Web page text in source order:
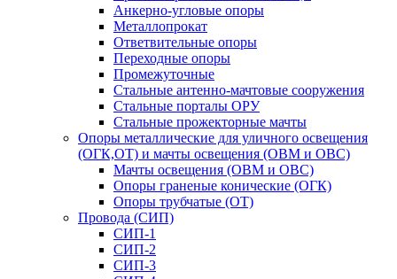
Анкерно-угловые опоры
Металлопрокат
Ответвительные опоры
Переходные опоры
Промежуточные
Стальные антенно-мачтовые сооружения
Стальные порталы ОРУ
Стальные прожекторные мачты
Опоры металлические для уличного освещения
(ОГК,ОТ) и мачты освещения (ОВМ и ОВС)
Мачты освещения (ОВМ и ОВС)
Опоры граненые конические (ОГК)
Опоры трубчатые (ОТ)
Провода (СИП)
СИП-1
СИП-2
СИП-3